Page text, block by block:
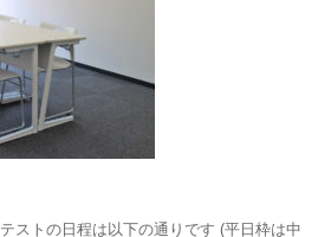
ストの日程は以下の通りです (平日枠は中